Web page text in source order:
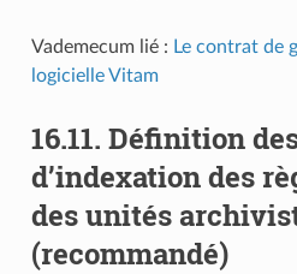
Vademecum lié : Le contrat de
logicielle Vitam
16.11. Définition
d’indexation des
des unités
(recommandé)